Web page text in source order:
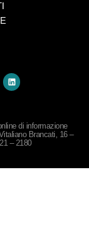
di informazione
Brancati, 16 –
– 2180